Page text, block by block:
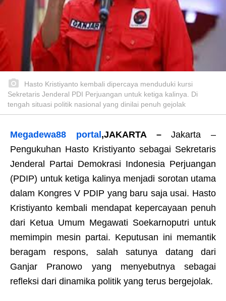
Hasto Kristiyanto kembali dipercaya menduduki kursi
Sekretaris Jenderal PDI Perjuangan untuk ketiga kalinya. Di
tengah situasi politik nasional yang dinilai penuh gejolak
Megadewa88 portal ,JAKARTA –Jakarta –
Pengukuhan Hasto Kristiyanto sebagai Sekretaris
Jenderal Partai Demokrasi Indonesia Perjuangan
(PDIP) untuk ketiga kalinya menjadi sorotan utama
dalam Kongres V PDIP yang baru saja usai. Hasto
Kristiyanto kembali mendapat kepercayaan penuh
dari Ketua Umum Megawati Soekarnoputri untuk
memimpin mesin partai. Keputusan ini memantik
beragam respons, salah satunya datang dari
Ganjar Pranowo yang menyebutnya sebagai
refleksi dari dinamika politik yang terus bergejolak.